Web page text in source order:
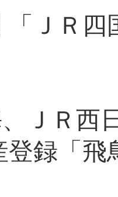
「ＪＲ
ＪＲ西
登録「